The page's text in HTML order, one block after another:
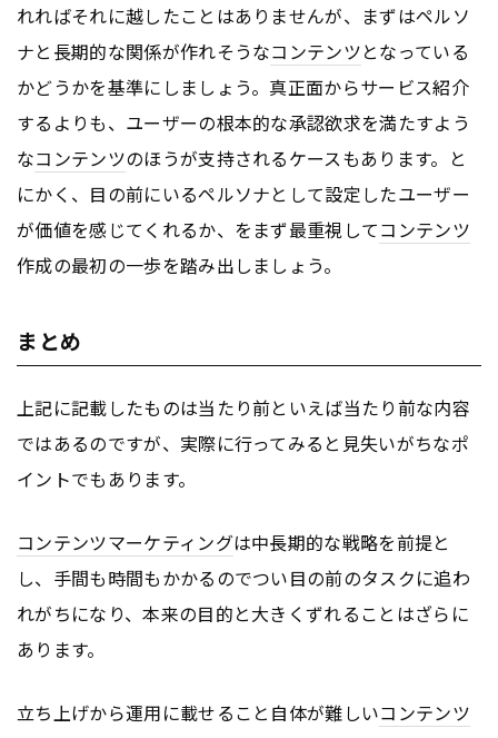
れればそれに越したことはありませんが、まずはペルソ
ナと長期的な関係が作れそうなコンテンツとなっている
かどうかを基準にしましょう。真正面からサービス紹介
するよりも、ユーザーの根本的な承認欲求を満たすよう
なコンテンツのほうが支持されるケースもあります。と
にかく、目の前にいるペルソナとして設定したユーザー
が価値を感じてくれるか、をまず最重視してコンテンツ
作成の最初の一歩を踏み出しましょう。
まとめ
上記に記載したものは当たり前といえば当たり前な内容
ではあるのですが、実際に行ってみると見失いがちなポ
イントでもあります。
コンテンツマーケティングは中長期的な戦略を前提と
し、手間も時間もかかるのでつい目の前のタスクに追わ
れがちになり、本来の目的と大きくずれることはざらに
あります。
立ち上げから運用に載せること自体が難しいコンテンツ